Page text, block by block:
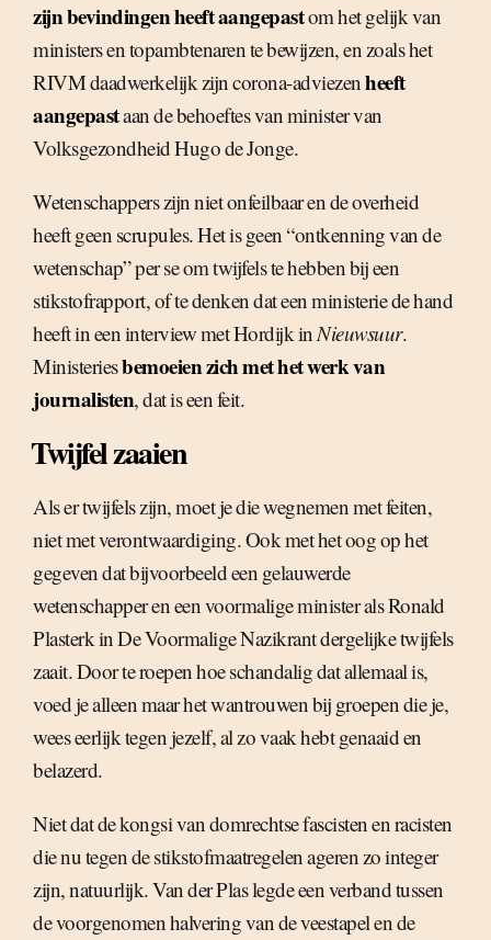
zijn bevindingen heeft aangepastom het gelijk van
ministers en topambtenaren te bewijzen, en zoals het
RIVM daadwerkelijk zijn corona-adviezenheeft
aangepastaan de behoeftes van minister van
Volksgezondheid Hugo de Jonge.
Wetenschappers zijn niet onfeilbaar en de overheid
heeft geen scrupules. Het is geen “ontkenning van de
wetenschap” per se om twijfels te hebben bij een
stikstofrapport, of te denken dat een ministerie de hand
heeft in een interview met Hordijk inNieuwsuur.
Ministeriesbemoeien zich met het werk van
journalisten, dat is een feit.
Twijfel zaaien
Als er twijfels zijn, moet je die wegnemen met feiten,
niet met verontwaardiging. Ook met het oog op het
gegeven dat bijvoorbeeld een gelauwerde
wetenschapper en een voormalige minister als Ronald
Plasterk in De Voormalige Nazikrant dergelijke twijfels
zaait. Door te roepen hoe schandalig dat allemaal is,
voed je alleen maar het wantrouwen bij groepen die je,
wees eerlijk tegen jezelf, al zo vaak hebt genaaid en
belazerd.
Niet dat de kongsi van domrechtse fascisten en racisten
die nu tegen de stikstofmaatregelen ageren zo integer
zijn, natuurlijk. Van der Plas legde een verband tussen
de voorgenomen halvering van de veestapel en de